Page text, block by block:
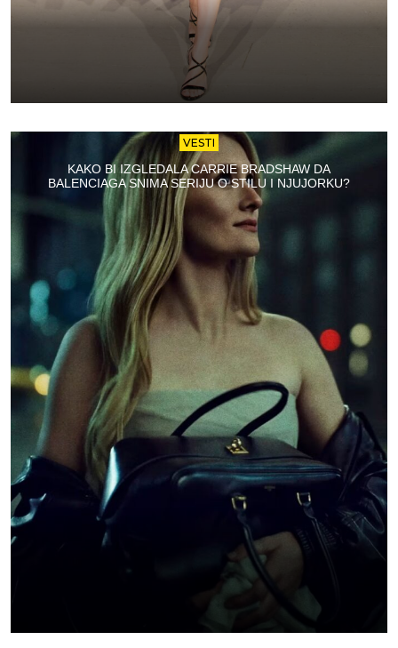
VESTI
KAKO BI IZGLEDALA CARRIE BRADSHAW DA
BALENCIAGA SNIMA SERIJU O STILU I NJUJORKU?